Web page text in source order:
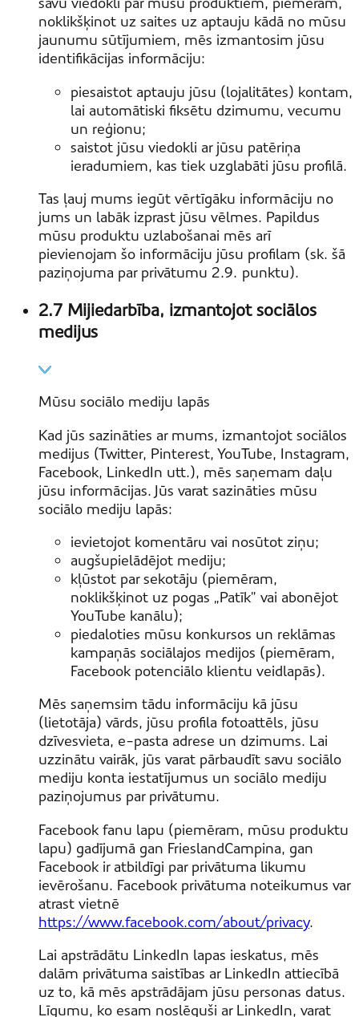
noklikšķinot uz saites uz aptauju kādā no mūsu
jaunumu sūtījumiem, mēs izmantosim jūsu
identifikācijas informāciju:
piesaistot aptauju jūsu (lojalitātes) kontam,
lai automātiski fiksētu dzimumu, vecumu
un reģionu;
saistot jūsu viedokli ar jūsu patēriņa
ieradumiem, kas tiek uzglabāti jūsu profilā.
Tas ļauj mums iegūt vērtīgāku informāciju no
jums un labāk izprast jūsu vēlmes. Papildus
mūsu produktu uzlabošanai mēs arī
pievienojam šo informāciju jūsu profilam (sk. šā
paziņojuma par privātumu 2.9. punktu).
2.7 Mijiedarbība, izmantojot sociālos
medijus
Mūsu sociālo mediju lapās
Kad jūs sazināties ar mums, izmantojot sociālos
medijus (Twitter, Pinterest, YouTube, Instagram,
Facebook, LinkedIn utt.), mēs saņemam daļu
jūsu informācijas. Jūs varat sazināties mūsu
sociālo mediju lapās:
ievietojot komentāru vai nosūtot ziņu;
augšupielādējot mediju;
kļūstot par sekotāju (piemēram,
noklikšķinot uz pogas „Patīk” vai abonējot
YouTube kanālu);
piedaloties mūsu konkursos un reklāmas
kampaņās sociālajos medijos (piemēram,
Facebook potenciālo klientu veidlapās).
Mēs saņemsim tādu informāciju kā jūsu
(lietotāja) vārds, jūsu profila fotoattēls, jūsu
dzīvesvieta, e-pasta adrese un dzimums. Lai
uzzinātu vairāk, jūs varat pārbaudīt savu sociālo
mediju konta iestatījumus un sociālo mediju
paziņojumus par privātumu.
Facebook fanu lapu (piemēram, mūsu produktu
lapu) gadījumā gan FrieslandCampina, gan
Facebook ir atbildīgi par privātuma likumu
ievērošanu. Facebook privātuma noteikumus var
atrast vietnē
https://www.facebook.com/about/privacy.
Lai apstrādātu LinkedIn lapas ieskatus, mēs
dalām privātuma saistības ar LinkedIn attiecībā
uz to, kā mēs apstrādājam jūsu personas datus.
Līgumu, ko esam noslēguši ar LinkedIn, varat